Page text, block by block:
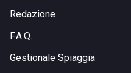
Redazione
F.A.Q.
Gestionale Spiaggia